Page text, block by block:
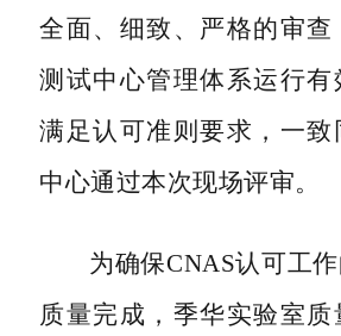
全面、细致、严格的审查
测试中心管理体系运行有
满足认可准则要求，一致
中心通过本次现场评审。
为确保CNAS认可工
质量完成，季华实验室质